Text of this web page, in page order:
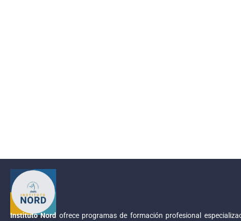
Instituto Nord ofrece programas de formación profesional